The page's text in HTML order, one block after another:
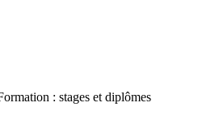
: stages et diplômes